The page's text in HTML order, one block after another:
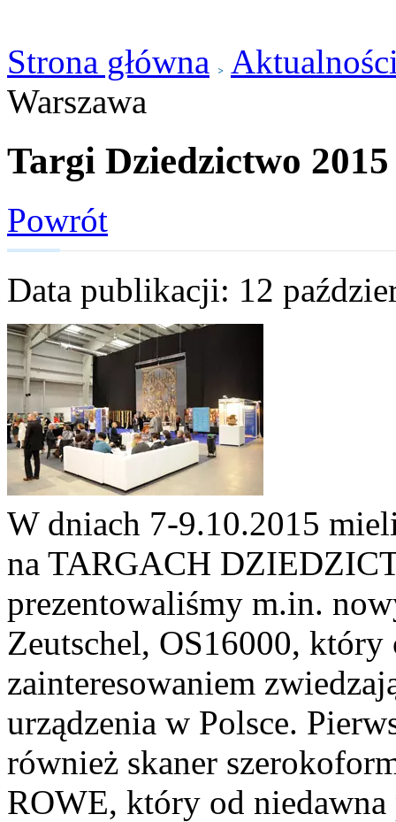
Strona główna
Warszawa
Targi Dziedzictwo
Powrót
Data publikacji: 12
W dniach 7-9.10.2015
na TARGACH
prezentowaliśmy m.in.
Zeutschel, OS16000, który
zainteresowaniem
urządzenia w Polsce.
również skaner
ROWE, który od